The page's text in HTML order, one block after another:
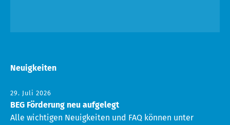
Neuigkeiten
29. Juli 2026
BEG Förderung neu aufgelegt
Alle wichtigen Neuigkeiten und FAQ können unter